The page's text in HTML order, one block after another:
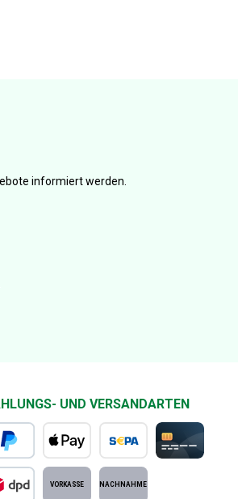
informiert werden.
UND VERSANDARTEN
Apple Pay SEPA Lastschrift